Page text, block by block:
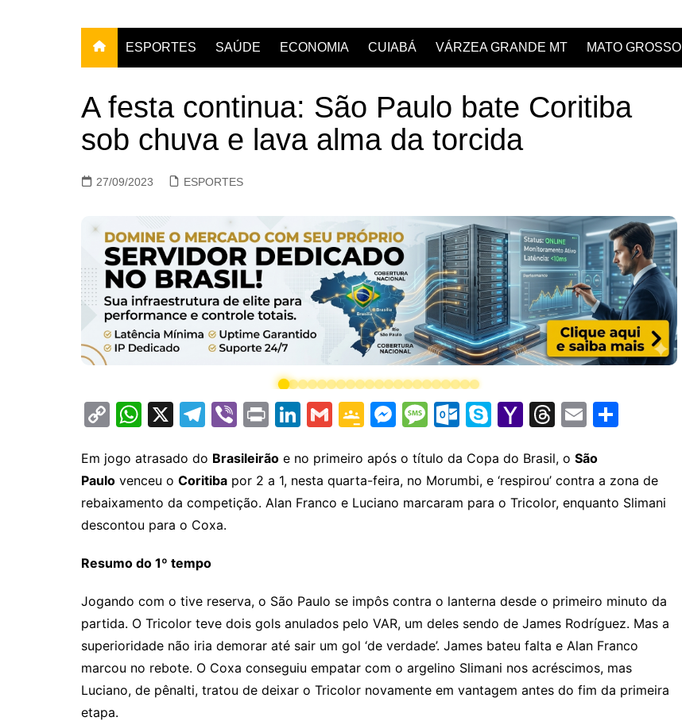
ESPORTES SAÚDE ECONOMIA CUIABÁ VÁRZEA GRANDE MT MATO GROSSO
A festa continua: São Paulo bate Coritiba
sob chuva e lava alma da torcida
27/09/2023 ESPORTES
C
p
y
Li
n
k
W
at
s
A
p
p
X
T
e
gr
a
m
Vi
er
Pr
t
Li
k
e
dI
G
ai
l
G
o
gl
e
s
sr
o
o
m
M
s
s
e
er
M
s
s
a
O
lo
o
k.
m
S
y
p
e
Y
h
o
o
l
T
e
a
d
E
ai
l
e
Em jogo atrasado do Brasileirão e no primeiro após o título da Copa do Brasil, o São
Paulo venceu o Coritiba por 2 a 1, nesta quarta-feira, no Morumbi, e ‘respirou’ contra a zona de
rebaixamento da competição. Alan Franco e Luciano marcaram para o Tricolor, enquanto Slimani
descontou para o Coxa.
Resumo do 1º tempo
Jogando com o tive reserva, o São Paulo se impôs contra o lanterna desde o primeiro minuto da
partida. O Tricolor teve dois gols anulados pelo VAR, um deles sendo de James Rodríguez. Mas a
superioridade não iria demorar até sair um gol ‘de verdade’. James bateu falta e Alan Franco
marcou no rebote. O Coxa conseguiu empatar com o argelino Slimani nos acréscimos, mas
Luciano, de pênalti, tratou de deixar o Tricolor novamente em vantagem antes do fim da primeira
etapa.